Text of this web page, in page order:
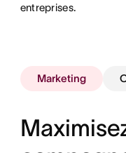
entreprises.
Marketing